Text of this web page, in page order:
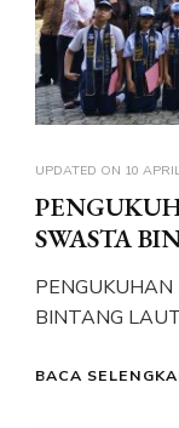
UPDATED ON 10
SWASTA
BINTANG
BACA